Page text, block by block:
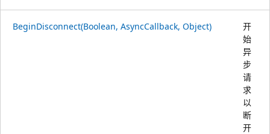
BeginDisconnect(Boolean, AsyncCallback, Object)
开
始
异
步
请
求
以
断
开